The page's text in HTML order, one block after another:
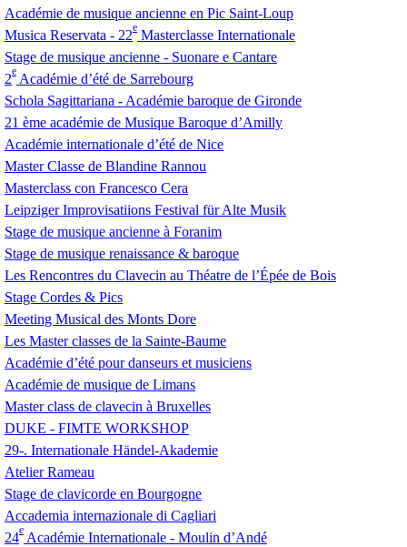
Académie de musique ancienne en Pic Saint-Loup
Musica Reservata - 22
e
Masterclasse Internationale
Stage de musique ancienne - Suonare e Cantare
2
e
Académie d’été de Sarrebourg
Schola Sagittariana - Académie baroque de Gironde
21 ème académie de Musique Baroque d’Amilly
Académie internationale d’été de Nice
Master Classe de Blandine Rannou
Masterclass con Francesco Cera
Leipziger Improvisatiions Festival für Alte Musik
Stage de musique ancienne à Foranim
Stage de musique renaissance & baroque
Les Rencontres du Clavecin au Théatre de l’Épée de Bois
Stage Cordes & Pics
Meeting Musical des Monts Dore
Les Master classes de la Sainte-Baume
Académie d’été pour danseurs et musiciens
Académie de musique de Limans
Master class de clavecin à Bruxelles
DUKE - FIMTE WORKSHOP
29-. Internationale Händel-Akademie
Atelier Rameau
Stage de clavicorde en Bourgogne
Accademia internazionale di Cagliari
24
e
Académie Internationale - Moulin d’Andé